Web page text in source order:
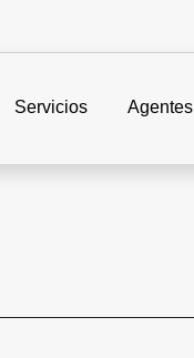
Servicios Agentes